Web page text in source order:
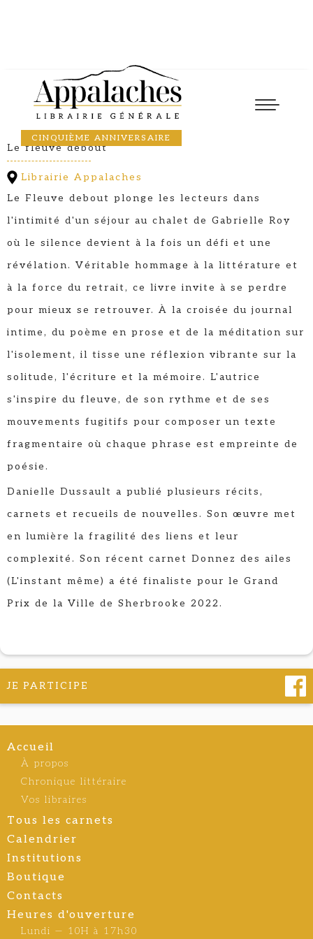
CINQUIÈME ANNIVERSAIRE
Causerie
September 2025 17:30
DANIELLE DUSSAULT
Le fleuve debout
Librairie Appalaches
Le Fleuve debout plonge les lecteurs dans
l'intimité d'un séjour au chalet de Gabrielle Roy
où le silence devient à la fois un défi et une
révélation. Véritable hommage à la littérature et
à la force du retrait, ce livre invite à se perdre
pour mieux se retrouver. À la croisée du journal
intime, du poème en prose et de la méditation sur
l'isolement, il tisse une réflexion vibrante sur la
solitude, l'écriture et la mémoire. L'autrice
s'inspire du fleuve, de son rythme et de ses
mouvements fugitifs pour composer un texte
fragmentaire où chaque phrase est empreinte de
poésie.
Danielle Dussault a publié plusieurs récits,
carnets et recueils de nouvelles. Son œuvre met
en lumière la fragilité des liens et leur
complexité. Son récent carnet Donnez des ailes
(L'instant même) a été finaliste pour le Grand
Prix de la Ville de Sherbrooke 2022.
JE PARTICIPE
Accueil
À propos
Chronique littéraire
Vos libraires
Tous les carnets
Calendrier
Institutions
Boutique
Contacts
Heures d'ouverture
Lundi — 10H à 17h30